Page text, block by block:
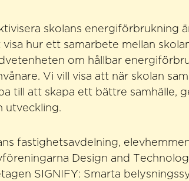
skolans energiförbrukning
hur ett samarbete mellan
om hållbar
Vi vill visa att när skolan
till att skapa ett bättre samhälle,
utveckling.
fastighetsavdelning,
Design and
SIGNIFY: Smarta